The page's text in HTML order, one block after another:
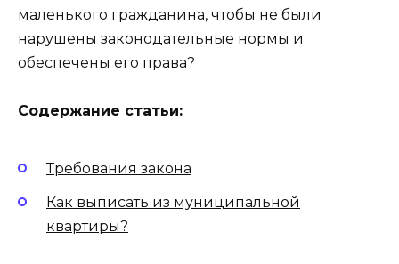
маленького гражданина, чтобы не были
нарушены законодательные нормы и
обеспечены его права?
Содержание статьи:
Требования закона
Как выписать из муниципальной
квартиры?